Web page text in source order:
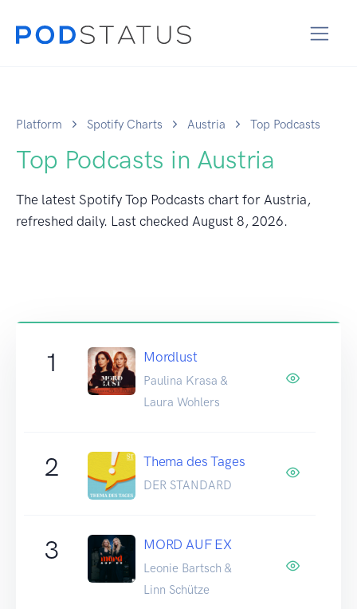
Platform Spotify Charts Austria Top Podcasts
Top Podcasts in Austria
The latest Spotify Top Podcasts chart for Austria,
refreshed daily. Last checked August 8, 2026.
1 Mordlust
Paulina Krasa &
Laura Wohlers
2 Thema des Tages
DER STANDARD
3 MORD AUF EX
Leonie Bartsch &
Linn Schütze